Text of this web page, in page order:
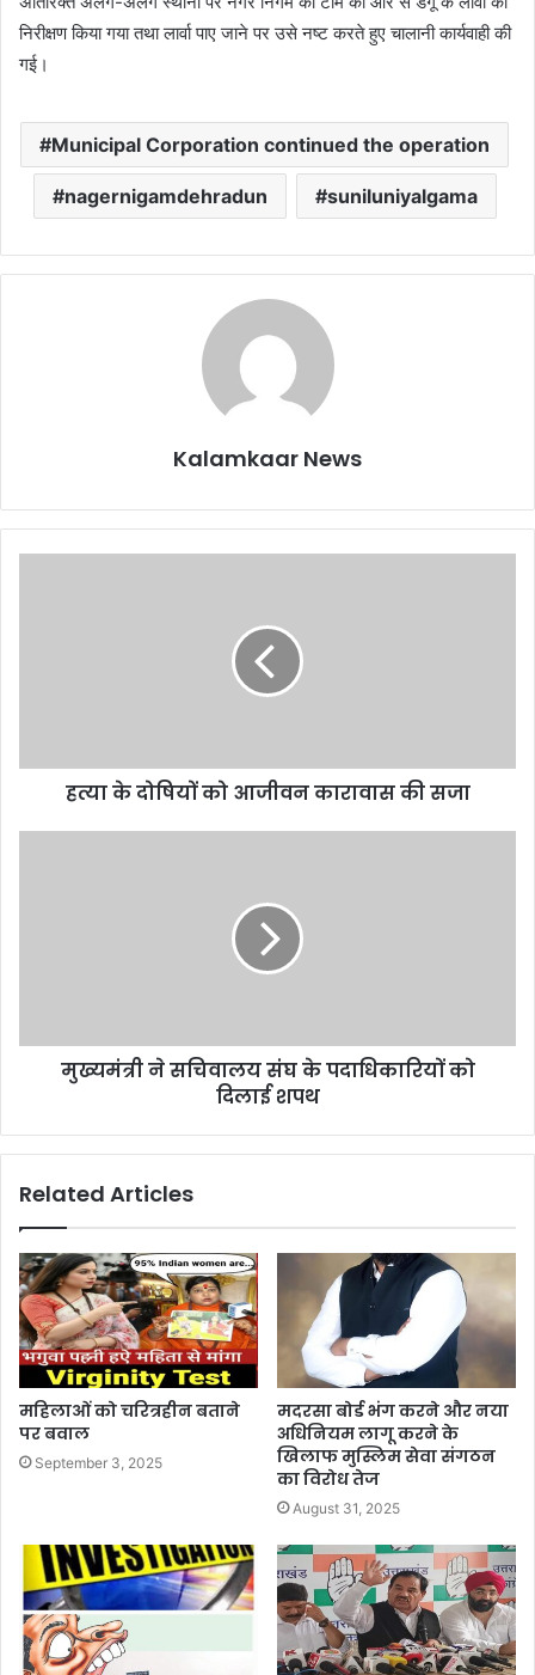
निरीक्षण किया गया तथा लार्वा पाए जाने पर उसे नष्ट करते हुए चालानी कार्यवाही की
गई।
Municipal Corporation continued the operation
nagernigamdehradun suniluniyalgama
Kalamkaar News
हत्या के दोषियों को आजीवन कारावास की सजा
मुख्यमंत्री ने सचिवालय संघ के पदाधिकारियों को
दिलाई शपथ
Related Articles
महिलाओं को चरित्रहीन बताने
पर बवाल
September 3, 2025
मदरसा बोर्ड भंग करने और नया
अधिनियम लागू करने के
खिलाफ मुस्लिम सेवा संगठन
का विरोध तेज
August 31, 2025